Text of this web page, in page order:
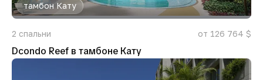
тамбон Кату
2 спальни от 126 764 $
Dcondo Reef в тамбоне Кату